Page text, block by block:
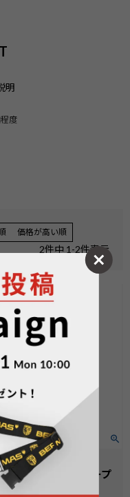
明
度
キャリーオン機能
ショルダー
機内持ち込みサイズ
価格が高い順
2件中 1 -2件表示
CITYⅢ
：フロントオープ
47cm